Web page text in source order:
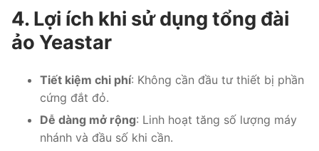
4. Lợi ích khi sử dụng tổng đài
ảo Yeastar
Tiết kiệm chi phí: Không cần đầu tư thiết bị phần
cứng đắt đỏ.
Dễ dàng mở rộng: Linh hoạt tăng số lượng máy
nhánh và đầu số khi cần.